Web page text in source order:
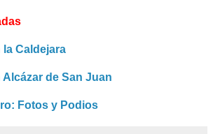
Caldejara
de San Juan
Fotos y Podios